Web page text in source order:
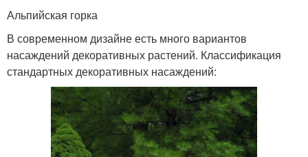
Альпийская горка
В современном дизайне есть много вариантов
насаждений декоративных растений. Классификация
стандартных декоративных насаждений: